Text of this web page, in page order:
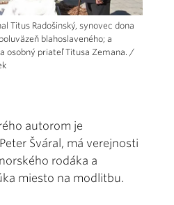
Titus Radošinský, synovec dona
blahoslaveného; a
osobný priateľ Titusa Zemana. /
autorom je
Šváral, má verejnosti
rodáka a
miesto na modlitbu.